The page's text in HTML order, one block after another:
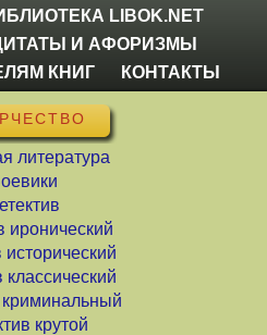
LIBOK.NET
И АФОРИЗМЫ
КНИГ
КОНТАКТЫ
литература
иронический
исторический
классический
криминальный
крутой